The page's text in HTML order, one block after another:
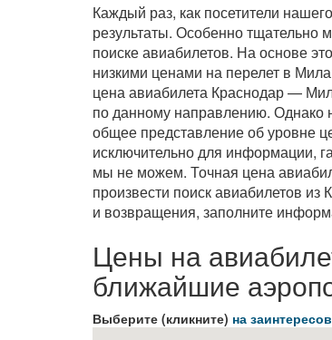
Каждый раз, как посетители
результаты. Особенно тщательно
поиске авиабилетов. На основе
низкими ценами на перелет в
цена авиабилета Краснодар —
по данному направлению. Однако
общее представление об уровне
исключительно для информации,
мы не можем. Точная цена
произвести поиск авиабилетов
и возвращения, заполните
Цены на
ближайшие
Выберите (кликните) на